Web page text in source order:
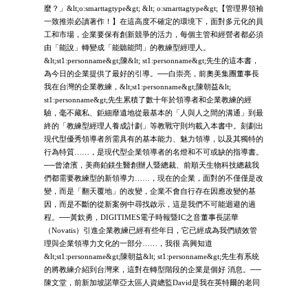
麼？」&lt;o:smarttagtype&gt; &lt; o:smarttagtype&gt;【管理界領袖
一致推崇必讀著作！】在這高度不確定的環境下，面對多元化的員
工和市場，企業要保有創新競爭的活力，每個主管和經營者都必須
由「能說」轉變成「能聽能問」的教練型經理人。
&lt;st1:personname&gt;陳&lt; st1:personname&gt;先生的這本書，
為今日的企業提供了最好的引導。──白崇亮，前奧美集團董事長
我在台灣的企業教練，&lt;st1:personname&gt;陳朝益&lt;
st1:personname&gt;先生累積了數十年於領導者和企業教練的經
驗，毫不藏私、鉅細靡遺地從最基本的「人與人之間的溝通」到最
終的「教練型經理人養成計劃」等教戰守則均載入本書中。刻劃出
現代型優秀領導者所需具有的基本能力、魅力領導，以及其獨特的
行為特質……，是現代型企業領導者的名燈和不可或缺的指導書。
──曾滄濱，美商鉑鎂生醫創辦人暨總裁、前順天生物科技總裁我
們都需要教練型的新領導力……，現在的企業，面對的不僅僅是改
變，而是「翻天覆地」的改變，企業不會自行存在因應改變的基
因，而是不斷的從新案例中尋找啟示，這是我們不可能迴避的過
程。──黃欽勇，DIGITIMES電子時報暨IC之音董事長諾華
（Novatis）引進企業教練已經有些年日，它已經成為我們績效管
理與企業領導力文化的一部分……，我很 高興知道
&lt;st1:personname&gt;陳朝益&lt; st1:personname&gt;先生有系統
的將教練介紹到台灣來，這對在轉型階段的企業是個好 消息。──
陳文堂，前新加坡諾華亞太區人資總監David是我在英特爾的老同